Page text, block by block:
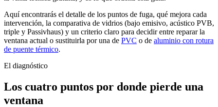
Aquí encontrarás el detalle de los puntos de fuga, qué mejora cada
intervención, la comparativa de vidrios (bajo emisivo, acústico PVB,
triple y Passivhaus) y un criterio claro para decidir entre reparar la
ventana actual o sustituirla por una de PVC o de aluminio con rotura
de puente térmico.
El diagnóstico
Los cuatro puntos por donde pierde una
ventana